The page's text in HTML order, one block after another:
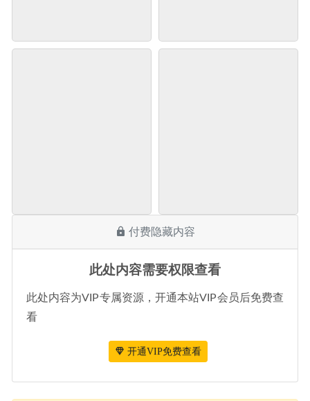
付费隐藏内容
此处内容需要权限查看
此处内容为VIP专属资源，开通本站VIP会员后免费查
看
开通VIP免费查看